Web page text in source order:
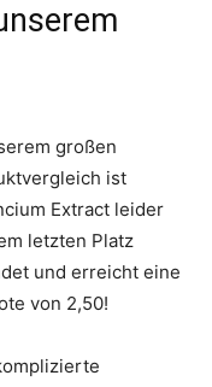
großen
ist
Extract leider
letzten Platz
und erreicht eine
von 2,50!